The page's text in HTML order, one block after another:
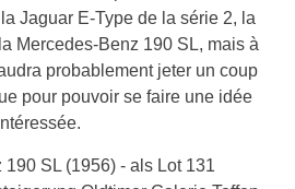
Jaguar E-Type de la série 2, la
Mercedes-Benz 190 SL, mais à
probablement jeter un coup
pour pouvoir se faire une idée